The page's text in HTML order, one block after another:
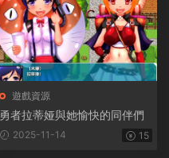
遊戲資源
勇者拉蒂娅與她愉快的同伴們
2025-11-14 15